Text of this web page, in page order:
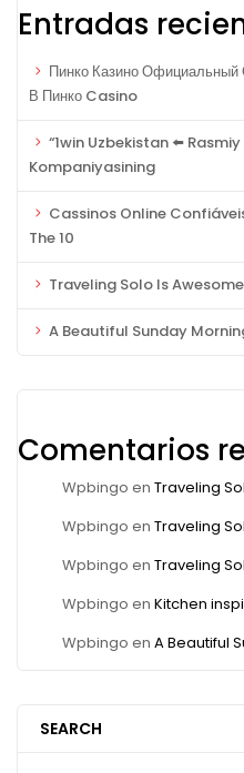
Entradas
Пинко Казино Официальный
В Пинко Casino
“1win Uzbekistan ⬅️
Kompaniyasining
Cassinos Online
The 10
Traveling Solo Is Awesome
A Beautiful Sunday
Comentarios
Wpbingo en Traveling
Wpbingo en Traveling
Wpbingo en Traveling
Wpbingo en Kitchen
Wpbingo en A Beautiful
SEARCH